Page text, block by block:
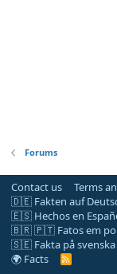
Forums
Contact us Terms
🇩🇪 Fakten auf
🇪🇸 Hechos en
🇧🇷 🇵🇹 Fatos em
🇸🇪 Fakta på svenska
🌍 Facts
R